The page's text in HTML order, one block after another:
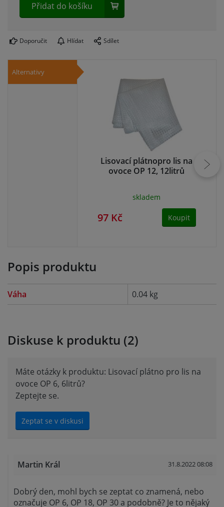
Přidat do košíku
Doporučit Hlídat Sdílet
Alternativy
Lisovací plátnopro lis na
ovoce OP 12, 12litrů
skladem
97 Kč Koupit
Popis produktu
Váha 0.04 kg
Diskuse k produktu (2)
Máte otázky k produktu: Lisovací plátno pro lis na
ovoce OP 6, 6litrů?
Zeptejte se.
Zeptat se v diskusi
Martin Král 31.8.2022 08:08
Dobrý den, mohl bych se zeptat co znamená, nebo
označuje OP 6, OP 18, OP 30 a podobně? Je to nějaký